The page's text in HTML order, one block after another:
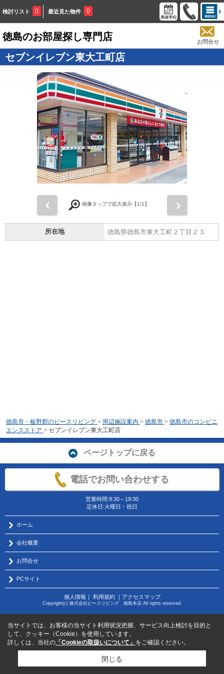
検討リスト 0 最近見た物件 0
徳島のお部屋探し専門店 お問合せ
セブンイレブン東大工町店
前 画像タップで拡大表示【1/1】
所在地 徳島県徳島市東大工町２丁目２３
徳島市・板野郡のピースリビング > 周辺施設案内 > 徳島市 > 徳島市のコンビニ
エンスストア > セブンイレブン東大工町店
ページトップに戻る
電話でお問い合わせする
営業時間:9:30～19:30
定休日:火曜日・祝日
ホーム
会社概要
お問合せ
PCサイト
個人情報 ｜ 利用規約｜ アクセスマップ
Copyright(c) 株式会社ピースリビング 徳島本店 All rights reserved.
当サイトでは、お客様の当サイト利用状況把握、サービス向上検討を目的と
して、クッキー（Cookie）を使用しています。
詳しくは、当社の 「Cookieの取扱いについて」 をご確認ください。
閉じる